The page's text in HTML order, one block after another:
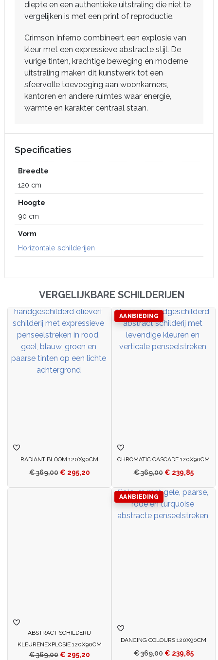
diepte en een authentieke uitstraling die niet te
vergelijken is met een print of reproductie.
Crimson Inferno combineert een explosie van
kleur met een expressieve abstracte stijl. De
vurige tinten, krachtige beweging en moderne
uitstraling maken dit kunstwerk tot een
sfeervolle toevoeging aan woonkamers,
kantoren en andere ruimtes waar energie,
warmte en karakter centraal staan.
Specificaties
Breedte
120 cm
Hoogte
90 cm
Vorm
Horizontale schilderijen
VERGELIJKBARE SCHILDERIJEN
RADIANT BLOOM 120X90CM
€369,00 € 295,20
AANBIEDING
CHROMATIC CASCADE 120X90CM
€369,00 € 239,85
ABSTRACT SCHILDERIJ
KLEURENEXPLOSIE 120X90CM
€369,00 € 295,20
AANBIEDING
DANCING COLOURS 120X90CM
€369,00 € 239,85